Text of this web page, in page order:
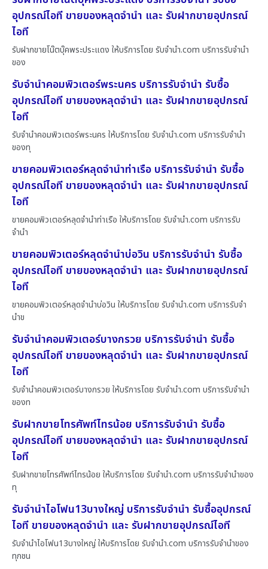
อุปกรณ์ไอที ขายของหลุดจำนำ และ รับฝากขายอุปกรณ์
ไอที
รับฝากขายโน๊ตบุ๊คพระประแดง ให้บริการโดย รับจํานํา.com บริการรับจำนำ
ของ
รับจำนำคอมพิวเตอร์พระนคร บริการรับจำนำ รับซื้อ
อุปกรณ์ไอที ขายของหลุดจำนำ และ รับฝากขายอุปกรณ์
ไอที
รับจำนำคอมพิวเตอร์พระนคร ให้บริการโดย รับจํานํา.com บริการรับจำนำ
ของทุ
ขายคอมพิวเตอร์หลุดจำนำท่าเรือ บริการรับจำนำ รับซื้อ
อุปกรณ์ไอที ขายของหลุดจำนำ และ รับฝากขายอุปกรณ์
ไอที
ขายคอมพิวเตอร์หลุดจำนำท่าเรือ ให้บริการโดย รับจํานํา.com บริการรับ
จำนำ
ขายคอมพิวเตอร์หลุดจำนำบ่อวิน บริการรับจำนำ รับซื้อ
อุปกรณ์ไอที ขายของหลุดจำนำ และ รับฝากขายอุปกรณ์
ไอที
ขายคอมพิวเตอร์หลุดจำนำบ่อวิน ให้บริการโดย รับจํานํา.com บริการรับจำ
นำข
รับจำนำคอมพิวเตอร์บางกรวย บริการรับจำนำ รับซื้อ
อุปกรณ์ไอที ขายของหลุดจำนำ และ รับฝากขายอุปกรณ์
ไอที
รับจำนำคอมพิวเตอร์บางกรวย ให้บริการโดย รับจํานํา.com บริการรับจำนำ
ของท
รับฝากขายโทรศัพท์ไทรน้อย บริการรับจำนำ รับซื้อ
อุปกรณ์ไอที ขายของหลุดจำนำ และ รับฝากขายอุปกรณ์
ไอที
รับฝากขายโทรศัพท์ไทรน้อย ให้บริการโดย รับจํานํา.com บริการรับจำนำของ
ทุ
รับจำนำไอโฟน13บางใหญ่ บริการรับจำนำ รับซื้ออุปกรณ์
ไอที ขายของหลุดจำนำ และ รับฝากขายอุปกรณ์ไอที
รับจำนำไอโฟน13บางใหญ่ ให้บริการโดย รับจํานํา.com บริการรับจำนำของ
ทุกชน